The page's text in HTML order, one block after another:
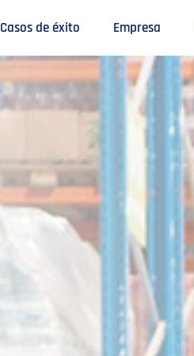
Casos de éxito Empresa